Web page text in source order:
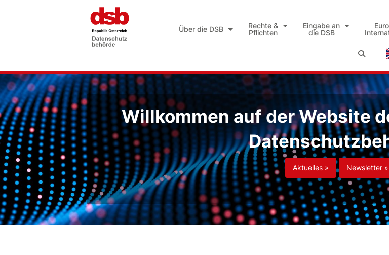
Über die DSB
Rechte &
Pflichten
Eingabe an
die DSB
Willkommen auf der Website
Aktuelles » Newsletter »